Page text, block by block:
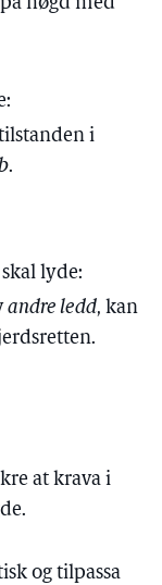
i
.
lyde:
andre ledd, kan
at krava i
og tilpassa